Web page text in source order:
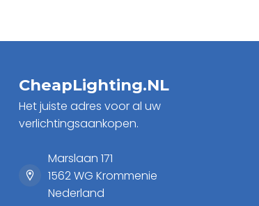
CheapLighting.NL
Het juiste adres voor al uw
verlichtingsaankopen.
Marslaan 171
1562 WG Krommenie
Nederland